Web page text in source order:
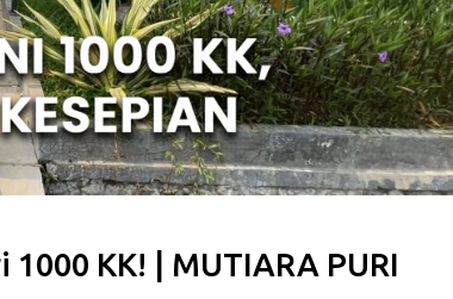
KK! | MUTIARA PURI